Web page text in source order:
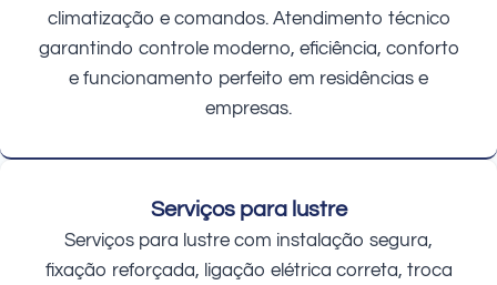
climatização e comandos. Atendimento técnico
garantindo controle moderno, eficiência, conforto
e funcionamento perfeito em residências e
empresas.
Serviços para lustre
Serviços para lustre com instalação segura,
fixação reforçada, ligação elétrica correta, troca